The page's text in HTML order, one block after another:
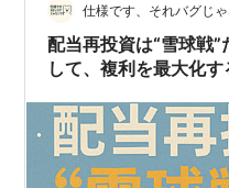
仕様です、それバグじ
配当再投資は“雪球戦
して、複利を最大化